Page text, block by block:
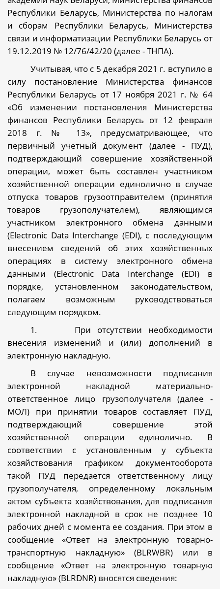
Республики Беларусь, Министерства по налогам
и сборам Республики Беларусь, Министерства
связи и информатизации Республики Беларусь от
19.12.2019 № 12/76/42/20 (далее - ТНПА).
Учитывая, что с 5 декабря 2021 г. вступило в
силу постановление Министерства финансов
Республики Беларусь от 17 ноября 2021 г. № 64
«Об изменении постановления Министерства
финансов Республики Беларусь от 12 февраля
2018 г. № 13», предусматривающее, что
первичный учетный документ (далее - ПУД),
подтверждающий совершение хозяйственной
операции, может быть составлен участником
хозяйственной операции единолично в случае
отпуска товаров грузоотправителем (принятия
товаров грузополучателем), являющимся
участником электронного обмена данными
(Electronic Data Interchange (EDI), с последующим
внесением сведений об этих хозяйственных
операциях в систему электронного обмена
данными (Electronic Data Interchange (EDI) в
порядке, установленном законодательством,
полагаем возможным руководствоваться
следующим порядком.
1.
При отсутствии необходимости
внесения изменений и (или) дополнений в
электронную накладную.
В случае невозможности подписания
электронной накладной материально-
ответственное лицо грузополучателя (далее -
МОЛ) при принятии товаров составляет ПУД,
подтверждающий совершение этой
хозяйственной операции единолично. В
соответствии с установленным у субъекта
хозяйствования графиком документооборота
такой ПУД передается ответственному лицу
грузополучателя, определенному локальным
актом субъекта хозяйствования, для подписания
электронной накладной в срок не позднее 10
рабочих дней с момента ее создания. При этом в
сообщение «Ответ на электронную товарно-
транспортную накладную» (BLRWBR) или в
сообщение «Ответ на электронную товарную
накладную» (BLRDNR) вносятся сведения: